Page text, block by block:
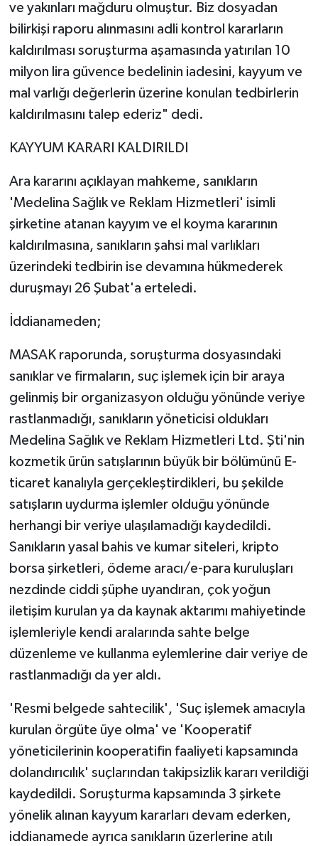
ve yakınları mağduru olmuştur. Biz dosyadan
bilirkişi raporu alınmasını adli kontrol kararların
kaldırılması soruşturma aşamasında yatırılan 10
milyon lira güvence bedelinin iadesini, kayyum ve
mal varlığı değerlerin üzerine konulan tedbirlerin
kaldırılmasını talep ederiz" dedi.
KAYYUM KARARI KALDIRILDI
Ara kararını açıklayan mahkeme, sanıkların
'Medelina Sağlık ve Reklam Hizmetleri' isimli
şirketine atanan kayyım ve el koyma kararının
kaldırılmasına, sanıkların şahsi mal varlıkları
üzerindeki tedbirin ise devamına hükmederek
duruşmayı 26 Şubat'a erteledi.
İddianameden;
MASAK raporunda, soruşturma dosyasındaki
sanıklar ve firmaların, suç işlemek için bir araya
gelinmiş bir organizasyon olduğu yönünde veriye
rastlanmadığı, sanıkların yöneticisi oldukları
Medelina Sağlık ve Reklam Hizmetleri Ltd. Şti'nin
kozmetik ürün satışlarının büyük bir bölümünü E-
ticaret kanalıyla gerçekleştirdikleri, bu şekilde
satışların uydurma işlemler olduğu yönünde
herhangi bir veriye ulaşılamadığı kaydedildi.
Sanıkların yasal bahis ve kumar siteleri, kripto
borsa şirketleri, ödeme aracı/e-para kuruluşları
nezdinde ciddi şüphe uyandıran, çok yoğun
iletişim kurulan ya da kaynak aktarımı mahiyetinde
işlemleriyle kendi aralarında sahte belge
düzenleme ve kullanma eylemlerine dair veriye de
rastlanmadığı da yer aldı.
'Resmi belgede sahtecilik', 'Suç işlemek amacıyla
kurulan örgüte üye olma' ve 'Kooperatif
yöneticilerinin kooperatifin faaliyeti kapsamında
dolandırıcılık' suçlarından takipsizlik kararı verildiği
kaydedildi. Soruşturma kapsamında 3 şirkete
yönelik alınan kayyum kararları devam ederken,
iddianamede ayrıca sanıkların üzerlerine atılı